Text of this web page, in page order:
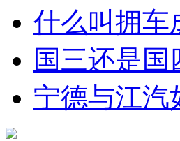
什么叫拥车
国三还是
宁德与江汽